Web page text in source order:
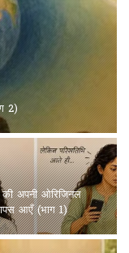
2)
की अपनी ओरिजिनल
आएँ (भाग 1)